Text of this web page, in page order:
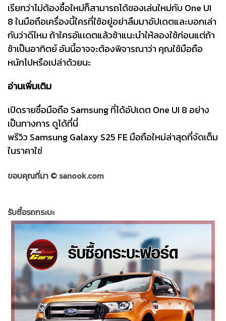
เรียกว่าไม่ต้องซื้อใหม่ก็สามารถได้ของเล่นใหม่กับ One UI
8 ในมือถือเครื่องนี้ใครที่ใช้อยู่อย่าลืมมาอัปเดตและบอกเล่า
กันว่าดีไหม ถ้าใครอัแเดตแล้วช้าแนะนำให้ลองใช้ก่อนแต่ถ้า
ช้าเป็นอาทิตย์ อันนี้อาจจะต้องพิจารณาว่า คุณใช้มือถือ
หนักไปหรือเปล่าด้วยนะ
อ่านเพิ่มเติม
เปิดรายชื่อมือถือ Samsung ที่ได้อัปเดต One UI 8 อย่าง
เป็นทางการ ดูได้ที่นี่
พรีวิว Samsung Galaxy S25 FE มือถือใหม่ล่าสุดที่จัดเต็ม
ในราคาใช่
ขอบคุณที่มา © sanook.com
รับซื้อรถกระบะ